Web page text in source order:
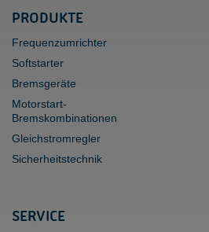
PRODUKTE
Frequenzumrichter
Softstarter
Bremsgeräte
Motorstart-
Bremskombinationen
Gleichstromregler
Sicherheitstechnik
SERVICE